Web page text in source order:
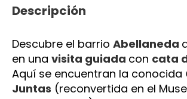
Descripción
Descubre el barrio Abellaneda
en una visita guiada con cata
Aquí se encuentran la conocida
Juntas (reconvertida en el